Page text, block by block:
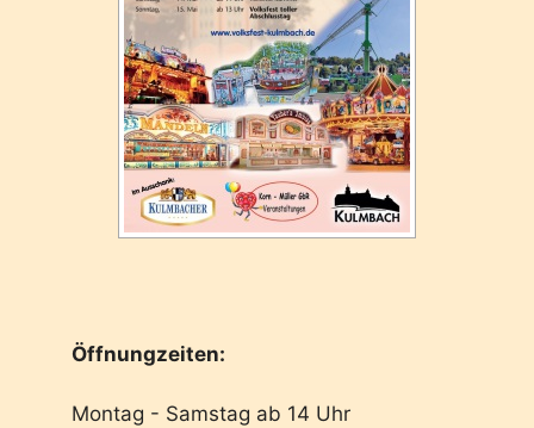
Öffnungzeiten:
Montag - Samstag ab 14 Uhr